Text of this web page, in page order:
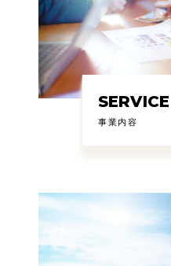
SERVICE
事業内容